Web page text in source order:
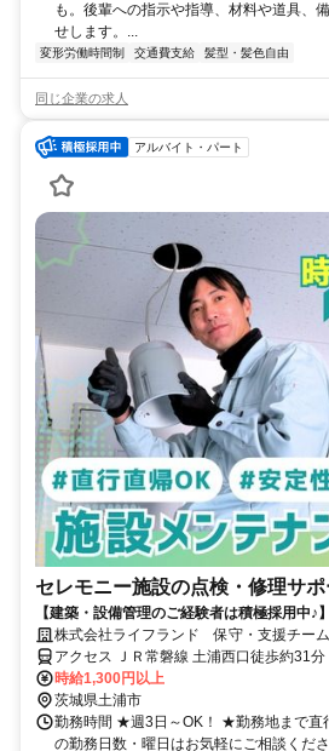
も。後輩への指示や指導、材料や道具、
せします。...
変形労働時間制 交通費支給 髪型・髪色自由
同じ企業の求人
アルバイト・パート
セレモニー施設の点検・修理サ
【建築・設備管理のご経験者は積極採用中
直行直帰OK！／週3日～◎ フルタイム大歓
するため安心♪経験者の方は即戦力にも／車
り
株式会社ライフランド 保守・支援チー
アクセス ＪＲ常磐線 土浦西口徒歩約31分
時給1,300円以上
茨城県土浦市
勤務時間 ★週3日～OK！ ★勤務地まで
の勤務日数・曜日はお気軽にご相談くだ